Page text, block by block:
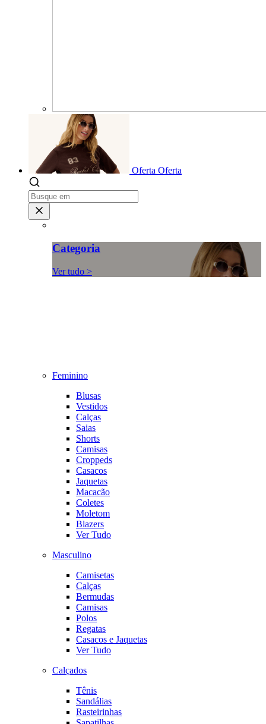
Oferta Oferta
Categoria
Ver tudo >
Feminino
Blusas
Vestidos
Calças
Saias
Shorts
Camisas
Croppeds
Casacos
Jaquetas
Macacão
Coletes
Moletom
Blazers
Ver Tudo
Masculino
Camisetas
Calças
Bermudas
Camisas
Polos
Regatas
Casacos e Jaquetas
Ver Tudo
Calçados
Tênis
Sandálias
Rasteirinhas